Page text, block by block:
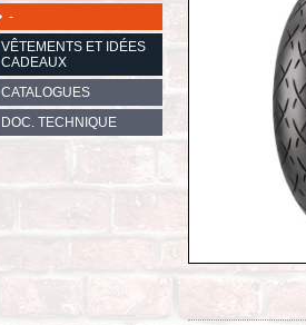
-
VÊTEMENTS ET IDÉES
CADEAUX
CATALOGUES
DOC. TECHNIQUE